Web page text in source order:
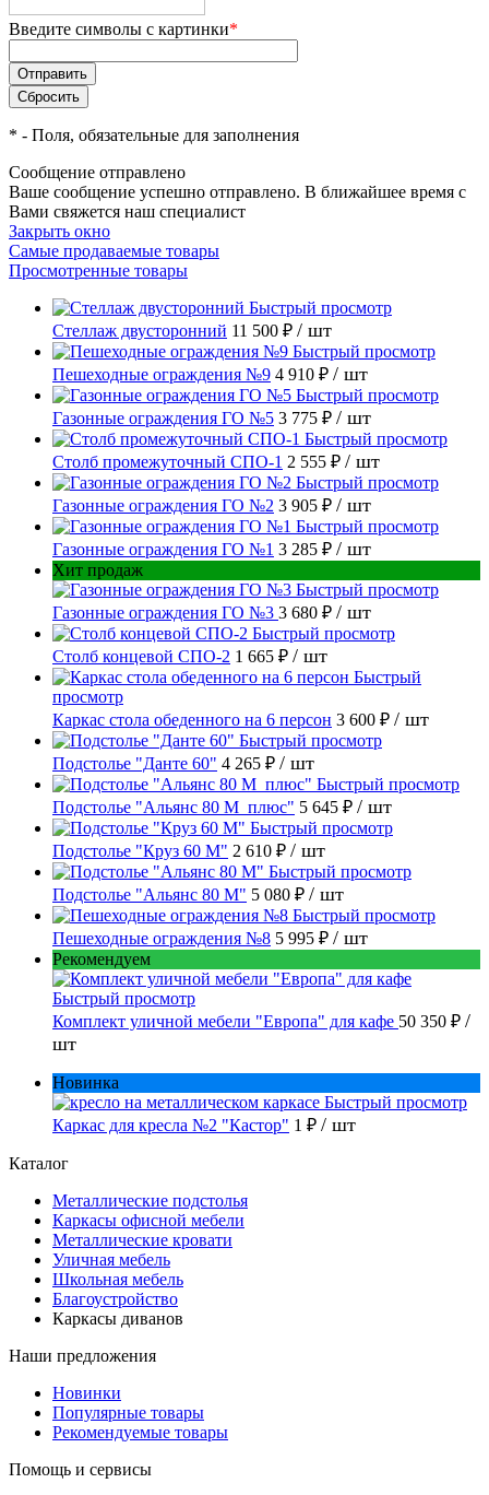
Введите символы с картинки*
* - Поля, обязательные для заполнения
Сообщение отправлено
Ваше сообщение успешно отправлено. В ближайшее время с
Вами свяжется наш специалист
Закрыть окно
Самые продаваемые товары
Просмотренные товары
Быстрый просмотр
Стеллаж двусторонний 11 500 ₽ / шт
Быстрый просмотр
Пешеходные ограждения №9 4 910 ₽ / шт
Быстрый просмотр
Газонные ограждения ГО №5 3 775 ₽ / шт
Быстрый просмотр
Столб промежуточный СПО-1 2 555 ₽ / шт
Быстрый просмотр
Газонные ограждения ГО №2 3 905 ₽ / шт
Быстрый просмотр
Газонные ограждения ГО №1 3 285 ₽ / шт
Хит продаж
Быстрый просмотр
Газонные ограждения ГО №3 3 680 ₽ / шт
Быстрый просмотр
Столб концевой СПО-2 1 665 ₽ / шт
Быстрый
просмотр
Каркас стола обеденного на 6 персон 3 600 ₽ / шт
Быстрый просмотр
Подстолье "Данте 60" 4 265 ₽ / шт
Быстрый просмотр
Подстолье "Альянс 80 М_плюс" 5 645 ₽ / шт
Быстрый просмотр
Подстолье "Круз 60 М" 2 610 ₽ / шт
Быстрый просмотр
Подстолье "Альянс 80 М" 5 080 ₽ / шт
Быстрый просмотр
Пешеходные ограждения №8 5 995 ₽ / шт
Рекомендуем
Быстрый просмотр
Комплект уличной мебели "Европа" для кафе 50 350 ₽ /
шт
Новинка
Быстрый просмотр
Каркас для кресла №2 "Кастор" 1 ₽ / шт
Каталог
Металлические подстолья
Каркасы офисной мебели
Металлические кровати
Уличная мебель
Школьная мебель
Благоустройство
Каркасы диванов
Наши предложения
Новинки
Популярные товары
Рекомендуемые товары
Помощь и сервисы